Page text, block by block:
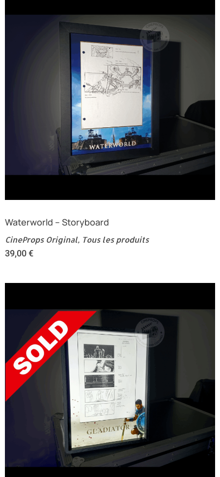
Waterworld – Storyboard
CineProps Original, Tous les produits
39,00€